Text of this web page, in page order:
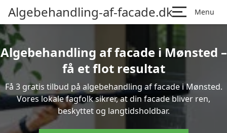
Algebehandling-af-facade.dk Menu
Algebehandling af facade i Mønsted –
få et flot resultat
Få 3 gratis tilbud på algebehandling af facade i Mønsted.
Vores lokale fagfolk sikrer, at din facade bliver ren,
beskyttet og langtidsholdbar.